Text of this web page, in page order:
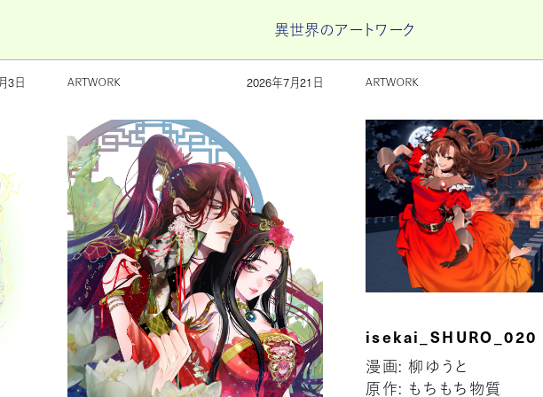
異世界のアートワーク
3日 ARTWORK 2026年7月21日 ARTWORK
isekai_SHURO_020
漫画: 柳ゆうと
原作: もちもち物質